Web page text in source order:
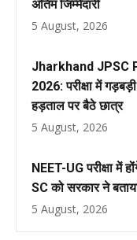
अंतिम जिम्मेदारी
5 August, 2026
Jharkhand JPSC
2026: परीक्षा में
हड़ताल पर बैठे छात्र
5 August, 2026
NEET-UG परीक्षा में
SC को सरकार ने
5 August, 2026